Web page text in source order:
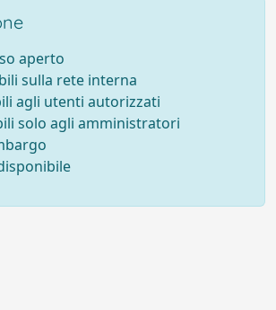
aperto
sulla rete interna
agli utenti autorizzati
solo agli amministratori